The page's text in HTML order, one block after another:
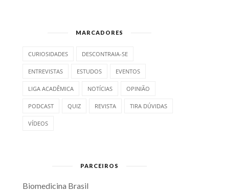
MARCADORES
CURIOSIDADES DESCONTRAIA-SE
ENTREVISTAS ESTUDOS EVENTOS
LIGA ACADÊMICA NOTÍCIAS OPINIÃO
PODCAST QUIZ REVISTA TIRA DÚVIDAS
VÍDEOS
PARCEIROS
Biomedicina Brasil